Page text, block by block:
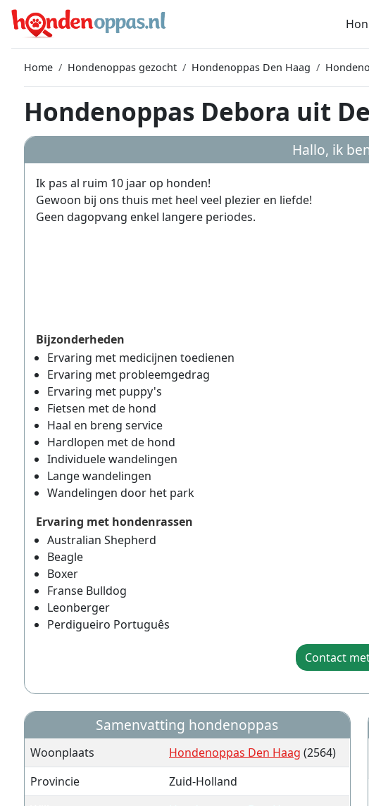
Home Hondenoppas gezocht Hondenoppas Den Haag
Hondenoppas Debora uit
Hallo, ik
Ik pas al ruim 10 jaar op honden!
Gewoon bij ons thuis met heel veel plezier en liefde!
Geen dagopvang enkel langere periodes.
Bijzonderheden
Ervaring met medicijnen toedienen
Ervaring met probleemgedrag
Ervaring met puppy's
Fietsen met de hond
Haal en breng service
Hardlopen met de hond
Individuele wandelingen
Lange wandelingen
Wandelingen door het park
Ervaring met hondenrassen
Australian Shepherd
Beagle
Boxer
Franse Bulldog
Leonberger
Perdigueiro Português
Contact
Samenvatting hondenoppas
Woonplaats Hondenoppas Den Haag (2564)
Provincie
Zuid-Holland